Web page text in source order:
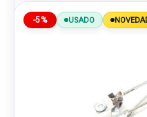
-5% USADO